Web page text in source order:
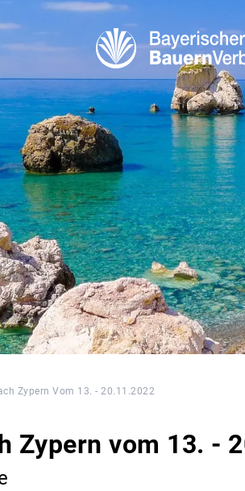
Zypern Vom 13. - 20.11.2022
Zypern vom 13. -